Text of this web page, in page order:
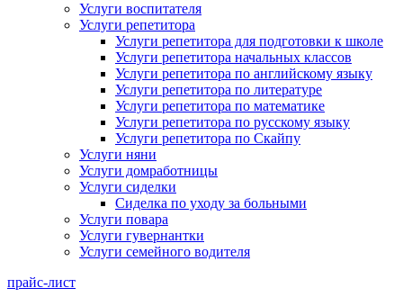
Услуги воспитателя
Услуги репетитора
Услуги репетитора для подготовки к школе
Услуги репетитора начальных классов
Услуги репетитора по английскому языку
Услуги репетитора по литературе
Услуги репетитора по математике
Услуги репетитора по русскому языку
Услуги репетитора по Скайпу
Услуги няни
Услуги домработницы
Услуги сиделки
Сиделка по уходу за больными
Услуги повара
Услуги гувернантки
Услуги семейного водителя
прайс-лист